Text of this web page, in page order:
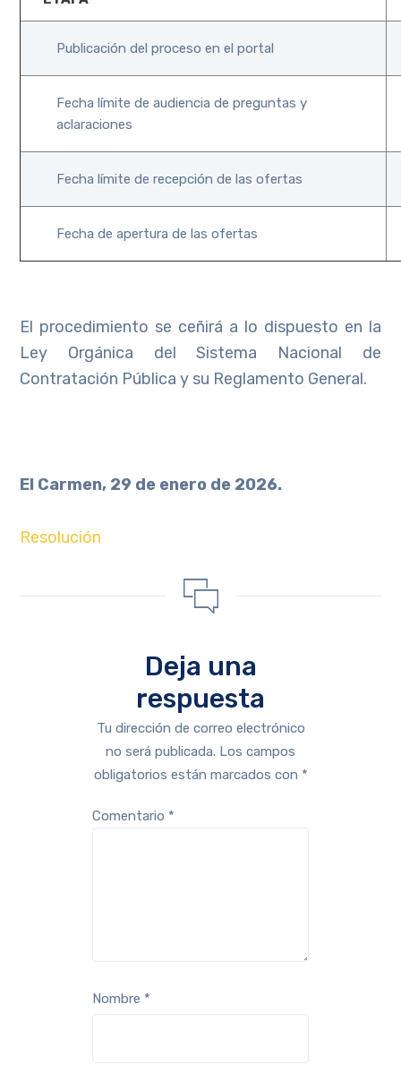
Publicación del proceso en el portal
Fecha límite de audiencia de preguntas y
aclaraciones
Fecha límite de recepción de las ofertas
Fecha de apertura de las ofertas
El procedimiento se ceñirá a lo dispuesto en la
Ley Orgánica del Sistema Nacional de
Contratación Pública y su Reglamento General.
El Carmen, 29 de enero de 2026.
Resolución
Deja una
respuesta
Tu dirección de correo electrónico
no será publicada. Los campos
obligatorios están marcados con *
Comentario *
Nombre *